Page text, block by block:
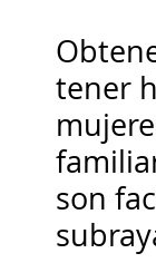
tener
son